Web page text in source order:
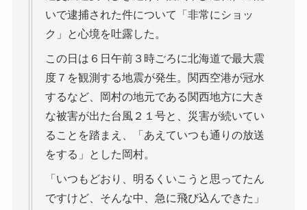
いで逮捕された件について「非常にショッ
ク」と心境を吐露した。
この日は６日午前３時ごろに北海道で最大震
度７を観測する地震が発生。関西空港が冠水
するなど、岡村の地元である関西地方に大き
な被害が出た台風２１号と、災害が続いてい
ることを踏まえ、「あえていつも通りの放送
をする」とした岡村。
「いつもどおり、明るくいこうと思ってたん
ですけど、そんな中、急に飛び込んできた」